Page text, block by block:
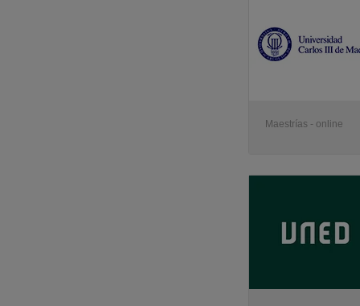
Maestrías - online